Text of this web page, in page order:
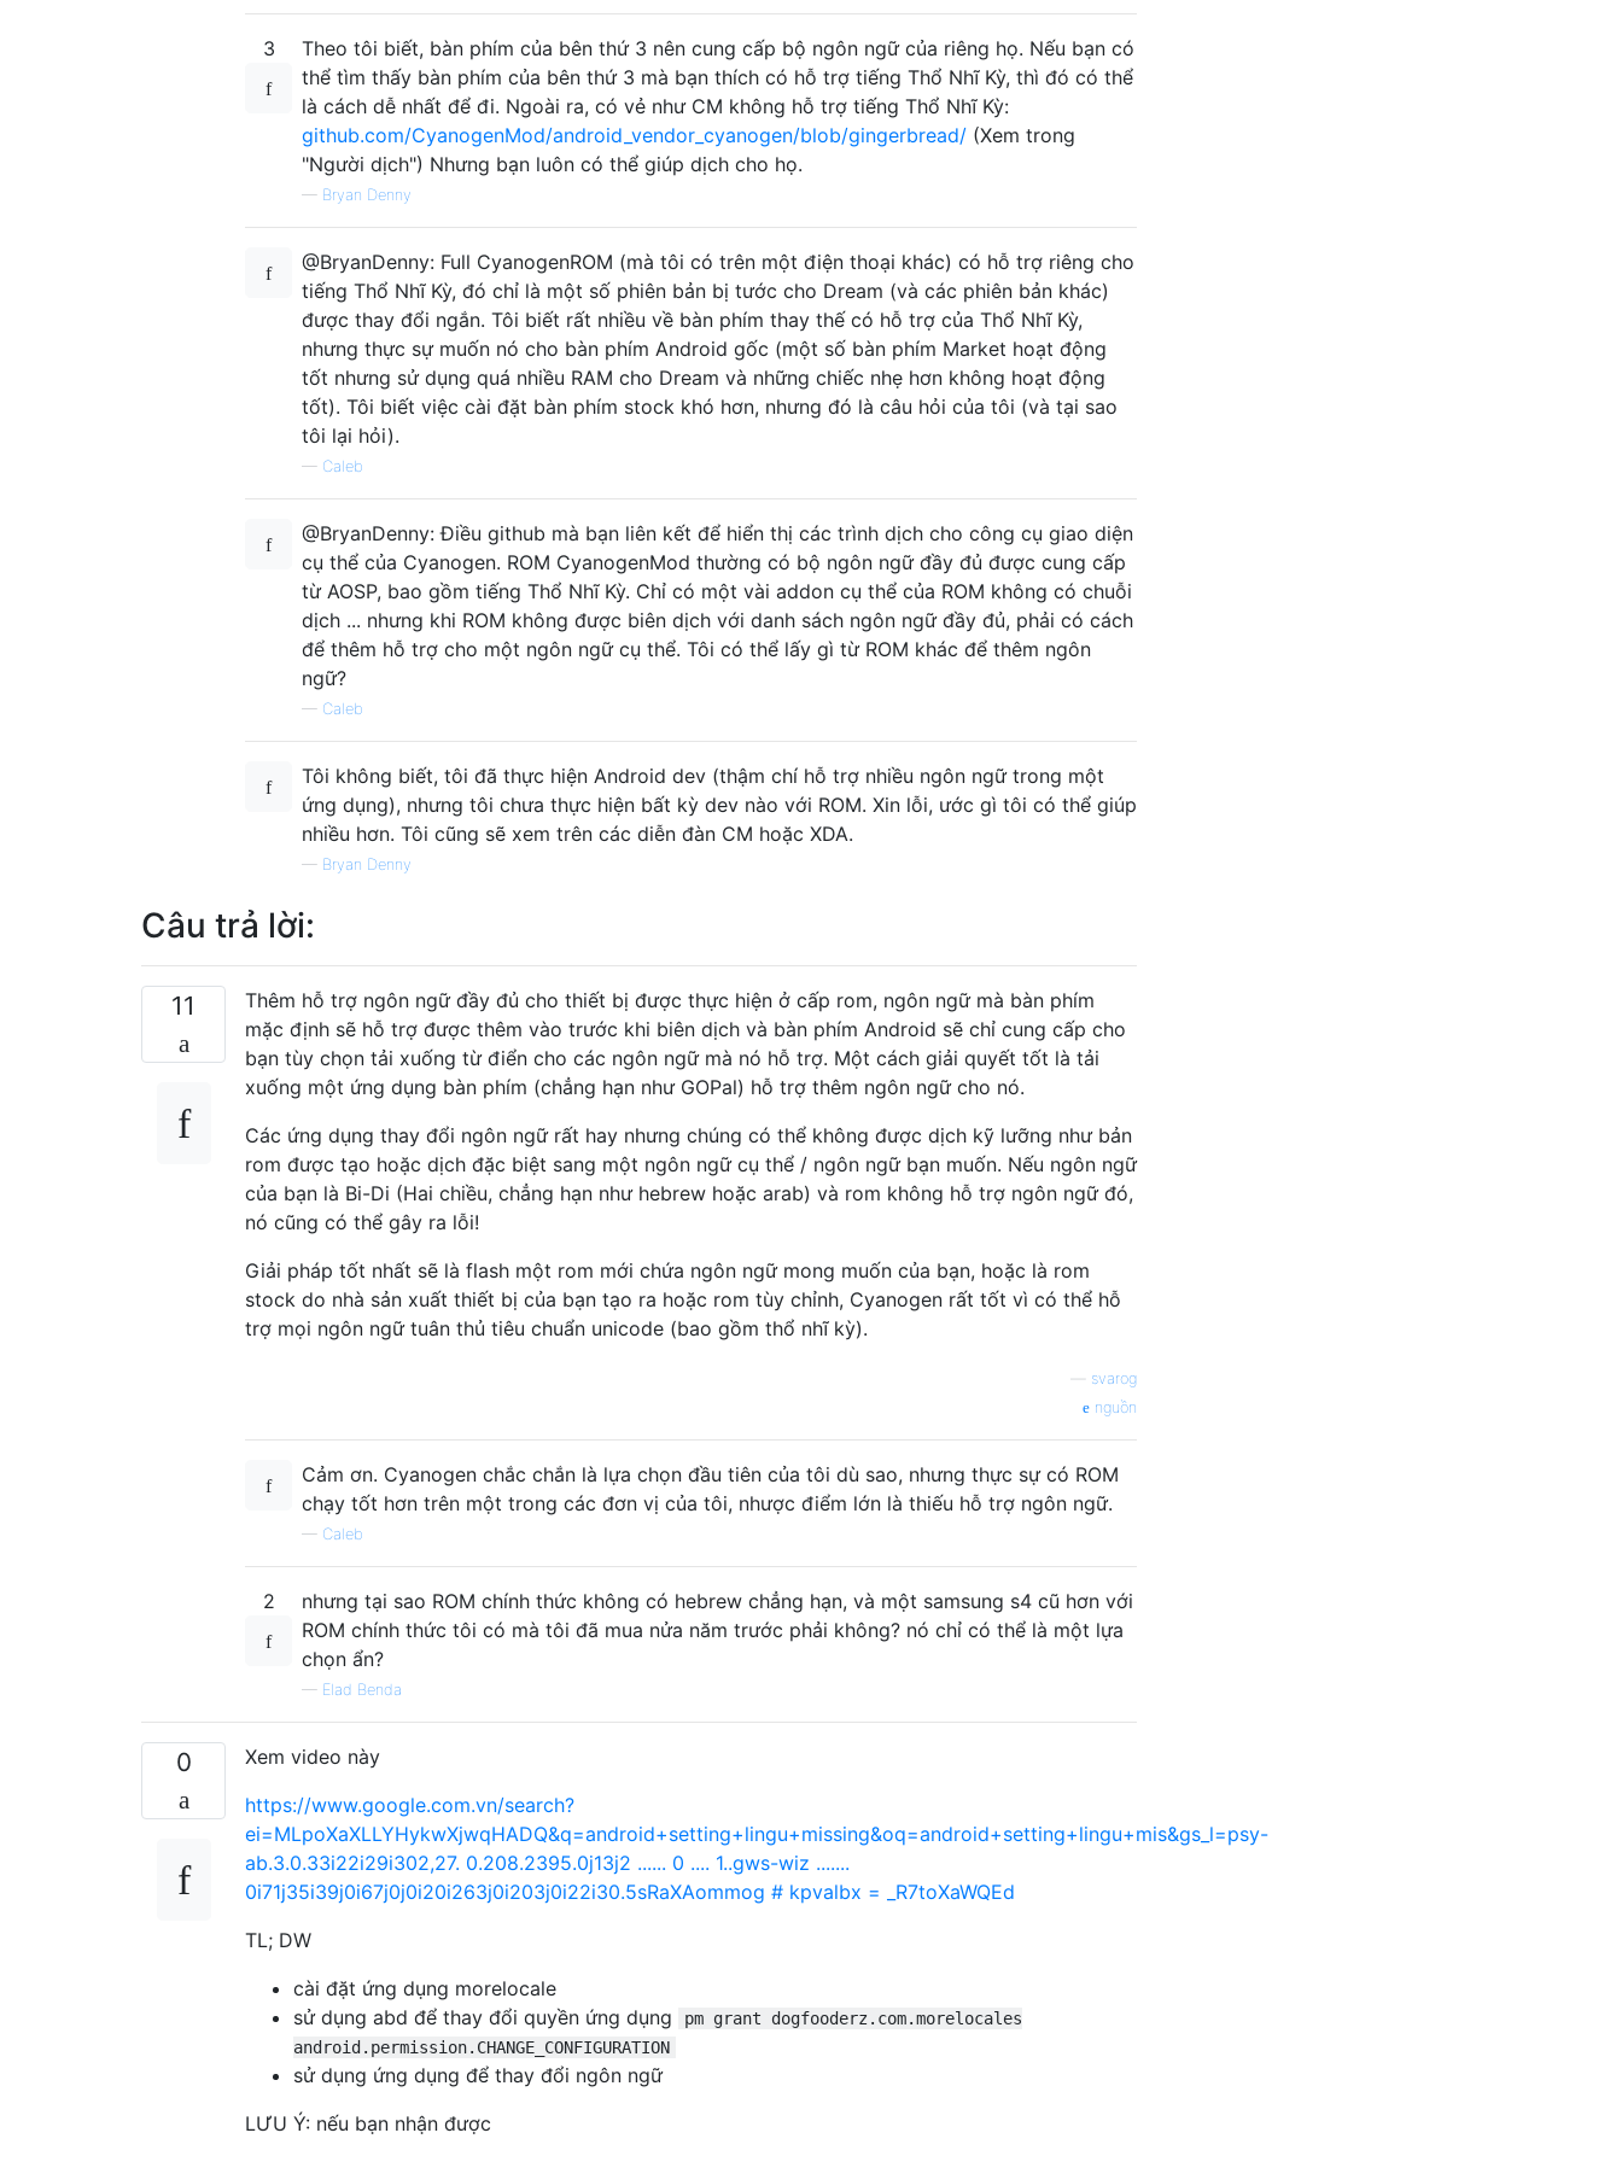
3
Theo tôi biết, bàn phím của bên thứ 3 nên cung cấp bộ ngôn ngữ của riêng họ. Nếu bạn có
thể tìm thấy bàn phím của bên thứ 3 mà bạn thích có hỗ trợ tiếng Thổ Nhĩ Kỳ, thì đó có thể
là cách dễ nhất để đi. Ngoài ra, có vẻ như CM không hỗ trợ tiếng Thổ Nhĩ Kỳ:
github.com/CyanogenMod/android_vendor_cyanogen/blob/gingerbread/ (Xem trong
"Người dịch") Nhưng bạn luôn có thể giúp dịch cho họ.
— Bryan Denny
@BryanDenny: Full CyanogenROM (mà tôi có trên một điện thoại khác) có hỗ trợ riêng cho
tiếng Thổ Nhĩ Kỳ, đó chỉ là một số phiên bản bị tước cho Dream (và các phiên bản khác)
được thay đổi ngắn. Tôi biết rất nhiều về bàn phím thay thế có hỗ trợ của Thổ Nhĩ Kỳ,
nhưng thực sự muốn nó cho bàn phím Android gốc (một số bàn phím Market hoạt động
tốt nhưng sử dụng quá nhiều RAM cho Dream và những chiếc nhẹ hơn không hoạt động
tốt). Tôi biết việc cài đặt bàn phím stock khó hơn, nhưng đó là câu hỏi của tôi (và tại sao
tôi lại hỏi).
— Caleb
@BryanDenny: Điều github mà bạn liên kết để hiển thị các trình dịch cho công cụ giao diện
cụ thể của Cyanogen. ROM CyanogenMod thường có bộ ngôn ngữ đầy đủ được cung cấp
từ AOSP, bao gồm tiếng Thổ Nhĩ Kỳ. Chỉ có một vài addon cụ thể của ROM không có chuỗi
dịch ... nhưng khi ROM không được biên dịch với danh sách ngôn ngữ đầy đủ, phải có cách
để thêm hỗ trợ cho một ngôn ngữ cụ thể. Tôi có thể lấy gì từ ROM khác để thêm ngôn
ngữ?
— Caleb
Tôi không biết, tôi đã thực hiện Android dev (thậm chí hỗ trợ nhiều ngôn ngữ trong một
ứng dụng), nhưng tôi chưa thực hiện bất kỳ dev nào với ROM. Xin lỗi, ước gì tôi có thể giúp
nhiều hơn. Tôi cũng sẽ xem trên các diễn đàn CM hoặc XDA.
— Bryan Denny
Câu trả lời:
11
Thêm hỗ trợ ngôn ngữ đầy đủ cho thiết bị được thực hiện ở cấp rom, ngôn ngữ mà bàn phím
mặc định sẽ hỗ trợ được thêm vào trước khi biên dịch và bàn phím Android sẽ chỉ cung cấp cho
bạn tùy chọn tải xuống từ điển cho các ngôn ngữ mà nó hỗ trợ. Một cách giải quyết tốt là tải
xuống một ứng dụng bàn phím (chẳng hạn như GOPal) hỗ trợ thêm ngôn ngữ cho nó.
Các ứng dụng thay đổi ngôn ngữ rất hay nhưng chúng có thể không được dịch kỹ lưỡng như bản
rom được tạo hoặc dịch đặc biệt sang một ngôn ngữ cụ thể / ngôn ngữ bạn muốn. Nếu ngôn ngữ
của bạn là Bi-Di (Hai chiều, chẳng hạn như hebrew hoặc arab) và rom không hỗ trợ ngôn ngữ đó,
nó cũng có thể gây ra lỗi!
Giải pháp tốt nhất sẽ là flash một rom mới chứa ngôn ngữ mong muốn của bạn, hoặc là rom
stock do nhà sản xuất thiết bị của bạn tạo ra hoặc rom tùy chỉnh, Cyanogen rất tốt vì có thể hỗ
trợ mọi ngôn ngữ tuân thủ tiêu chuẩn unicode (bao gồm thổ nhĩ kỳ).
svarog
nguồn
Cảm ơn. Cyanogen chắc chắn là lựa chọn đầu tiên của tôi dù sao, nhưng thực sự có ROM
chạy tốt hơn trên một trong các đơn vị của tôi, nhược điểm lớn là thiếu hỗ trợ ngôn ngữ.
— Caleb
2
nhưng tại sao ROM chính thức không có hebrew chẳng hạn, và một samsung s4 cũ hơn với
ROM chính thức tôi có mà tôi đã mua nửa năm trước phải không? nó chỉ có thể là một lựa
chọn ẩn?
— Elad Benda
0
Xem video này
https://www.google.com.vn/search?
ei=MLpoXaXLLYHykwXjwqHADQ&q=android+setting+lingu+missing&oq=android+setting+lingu+mis&gs_l=psy-
ab.3.0.33i22i29i302,27. 0.208.2395.0j13j2 ...... 0 .... 1..gws-wiz .......
0i71j35i39j0i67j0j0i20i263j0i203j0i22i30.5sRaXAommog # kpvalbx = _R7toXaWQEd
TL; DW
cài đặt ứng dụng morelocale
sử dụng abd để thay đổi quyền ứng dụng
pm grant dogfooderz.com.morelocales
android.permission.CHANGE_CONFIGURATION
sử dụng ứng dụng để thay đổi ngôn ngữ
LƯU Ý: nếu bạn nhận được